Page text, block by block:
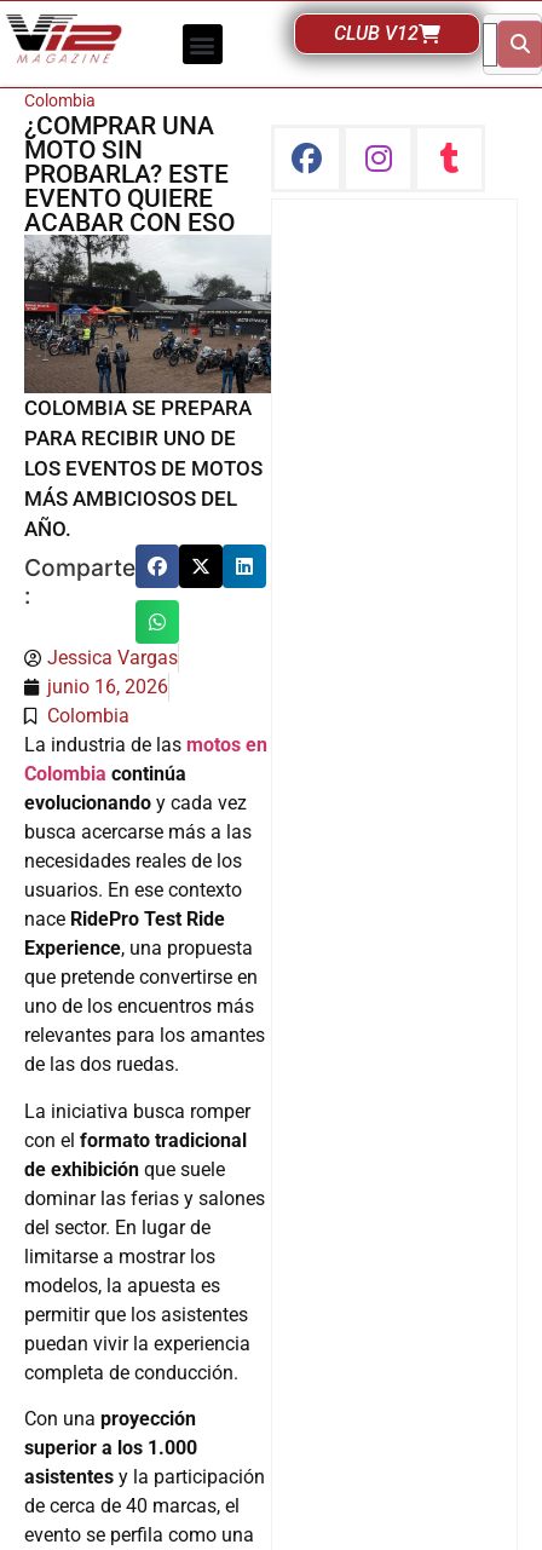
CLUB V12
Colombia
¿COMPRAR UNA
MOTO SIN
PROBARLA? ESTE
EVENTO QUIERE
ACABAR CON ESO
COLOMBIA SE PREPARA
PARA RECIBIR UNO DE
LOS EVENTOS DE MOTOS
MÁS AMBICIOSOS DEL
AÑO.
Comparte
:
Jessica Vargas
junio 16, 2026
Colombia
La industria de las motos en
Colombia continúa
evolucionando y cada vez
busca acercarse más a las
necesidades reales de los
usuarios. En ese contexto
nace RidePro Test Ride
Experience, una propuesta
que pretende convertirse en
uno de los encuentros más
relevantes para los amantes
de las dos ruedas.
La iniciativa busca romper
con el formato tradicional
de exhibición que suele
dominar las ferias y salones
del sector. En lugar de
limitarse a mostrar los
modelos, la apuesta es
permitir que los asistentes
puedan vivir la experiencia
completa de conducción.
Con una proyección
superior a los 1.000
asistentes y la participación
de cerca de 40 marcas, el
evento se perfila como una